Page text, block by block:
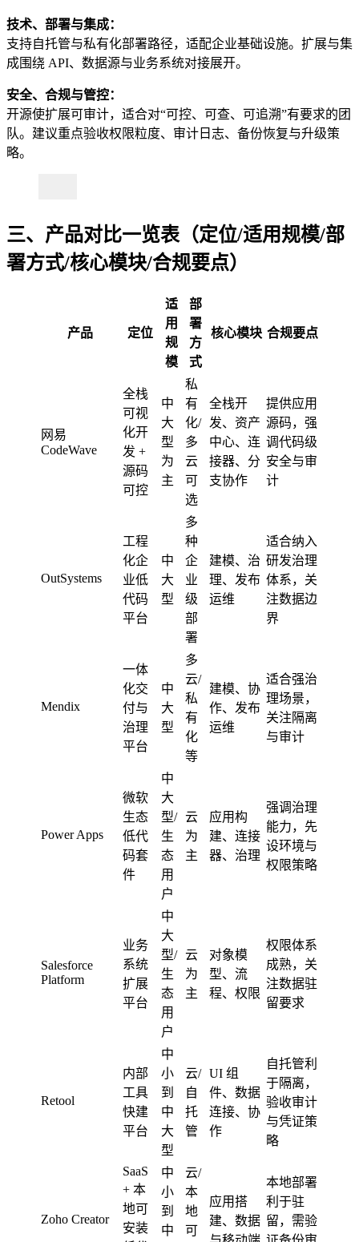
技术、部署与集成：
支持自托管与私有化部署路径，适配企业基础设施。扩展与集
成围绕 API、数据源与业务系统对接展开。
安全、合规与管控：
开源使扩展可审计，适合对“可控、可查、可追溯”有要求的团
队。建议重点验收权限粒度、审计日志、备份恢复与升级策
略。
三、产品对比一览表（定位/适用规模/部
署方式/核心模块/合规要点）
产品 定位
适
用
规
模
部
署
方
式
核心模块 合规要点
网易
CodeWave
全栈
可视
化开
发 +
源码
可控
中
大
型
为
主
私
有
化/
多
云
可
选
全栈开
发、资产
中心、连
接器、分
支协作
提供应用
源码，强
调代码级
安全与审
计
OutSystems
工程
化企
业低
代码
平台
中
大
型
多
种
企
业
级
部
署
建模、治
理、发布
运维
适合纳入
研发治理
体系，关
注数据边
界
Mendix
一体
化交
付与
治理
平台
中
大
型
多
云/
私
有
化
等
建模、协
作、发布
运维
适合强治
理场景，
关注隔离
与审计
Power Apps
微软
生态
低代
码套
件
中
大
型/
生
态
用
户
云
为
主
应用构
建、连接
器、治理
强调治理
能力，先
设环境与
权限策略
Salesforce
Platform
业务
系统
扩展
平台
中
大
型/
生
态
用
户
云
为
主
对象模
型、流
程、权限
权限体系
成熟，关
注数据驻
留要求
Retool
内部
工具
快建
平台
中
小
到
中
大
型
云/
自
托
管
UI 组
件、数据
连接、协
作
自托管利
于隔离，
验收审计
与凭证策
略
Zoho Creator
SaaS
+ 本
地可
安装
中
小
到
中
云/
本
地
可
应用搭
建、数据
本地部署
利于驻
留，需验